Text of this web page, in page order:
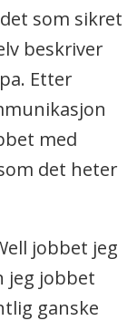
som sikret
beskriver
Etter
med
det heter
jobbet jeg
jeg jobbet
ganske